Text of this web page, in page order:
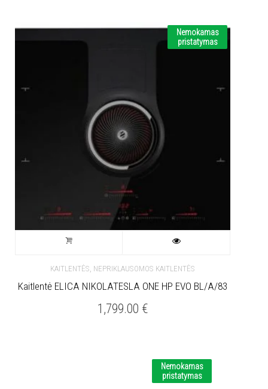
Nemokamas
pristatymas
KAITLENTĖS, NEPRIKLAUSOMOS KAITLENTĖS
Kaitlentė ELICA NIKOLATESLA ONE HP EVO BL/A/83
1,799.00 €
Nemokamas
pristatymas